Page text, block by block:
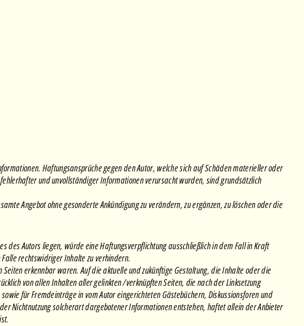
Haftungsansprüche gegen den Autor, welche sich auf Schäden materieller oder
und unvollständiger Informationen verursacht wurden, sind grundsätzlich
Angebot ohne gesonderte Ankündigung zu verändern, zu ergänzen, zu löschen oder die
Autors liegen, würde eine Haftungsverpflichtung ausschließlich in dem Fall in Kraft
rechtswidriger Inhalte zu verhindern.
erkennbar waren. Auf die aktuelle und zukünftige Gestaltung, die Inhalte oder die
von allen Inhalten aller gelinkten /verknüpften Seiten, die nach der Linksetzung
für Fremdeinträge in vom Autor eingerichteten Gästebüchern, Diskussionsforen und
Nichtnutzung solcherart dargebotener Informationen entstehen, haftet allein der Anbieter